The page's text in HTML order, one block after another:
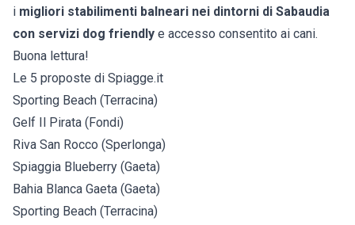
i migliori stabilimenti balneari nei dintorni di Sabaudia
con servizi dog friendly e accesso consentito ai cani.
Buona lettura!
Le 5 proposte di Spiagge.it
Sporting Beach (Terracina)
Gelf Il Pirata (Fondi)
Riva San Rocco (Sperlonga)
Spiaggia Blueberry (Gaeta)
Bahia Blanca Gaeta (Gaeta)
Sporting Beach (Terracina)